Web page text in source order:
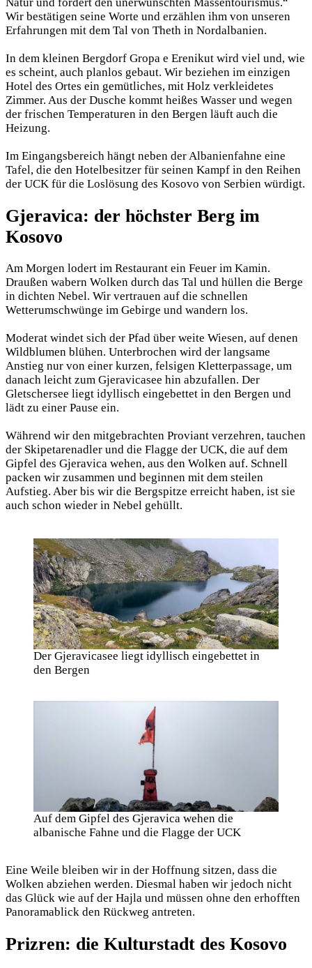
Wir bestätigen seine Worte und erzählen ihm von unseren
Erfahrungen mit dem Tal von Theth in Nordalbanien.
In dem kleinen Bergdorf Gropa e Erenikut wird viel und, wie
es scheint, auch planlos gebaut. Wir beziehen im einzigen
Hotel des Ortes ein gemütliches, mit Holz verkleidetes
Zimmer. Aus der Dusche kommt heißes Wasser und wegen
der frischen Temperaturen in den Bergen läuft auch die
Heizung.
Im Eingangsbereich hängt neben der Albanienfahne eine
Tafel, die den Hotelbesitzer für seinen Kampf in den Reihen
der UCK für die Loslösung des Kosovo von Serbien würdigt.
Gjeravica: der höchster Berg im
Kosovo
Am Morgen lodert im Restaurant ein Feuer im Kamin.
Draußen wabern Wolken durch das Tal und hüllen die Berge
in dichten Nebel. Wir vertrauen auf die schnellen
Wetterumschwünge im Gebirge und wandern los.
Moderat windet sich der Pfad über weite Wiesen, auf denen
Wildblumen blühen. Unterbrochen wird der langsame
Anstieg nur von einer kurzen, felsigen Kletterpassage, um
danach leicht zum Gjeravicasee hin abzufallen. Der
Gletschersee liegt idyllisch eingebettet in den Bergen und
lädt zu einer Pause ein.
Während wir den mitgebrachten Proviant verzehren, tauchen
der Skipetarenadler und die Flagge der UCK, die auf dem
Gipfel des Gjeravica wehen, aus den Wolken auf. Schnell
packen wir zusammen und beginnen mit dem steilen
Aufstieg. Aber bis wir die Bergspitze erreicht haben, ist sie
auch schon wieder in Nebel gehüllt.
Der Gjeravicasee liegt idyllisch eingebettet in
den Bergen
Auf dem Gipfel des Gjeravica wehen die
albanische Fahne und die Flagge der UCK
Eine Weile bleiben wir in der Hoffnung sitzen, dass die
Wolken abziehen werden. Diesmal haben wir jedoch nicht
das Glück wie auf der Hajla und müssen ohne den erhofften
Panoramablick den Rückweg antreten.
Prizren: die Kulturstadt des Kosovo